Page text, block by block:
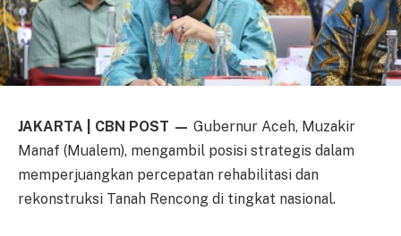
JAKARTA | CBN POST — Gubernur Aceh, Muzakir
Manaf (Mualem), mengambil posisi strategis dalam
memperjuangkan percepatan rehabilitasi dan
rekonstruksi Tanah Rencong di tingkat nasional.